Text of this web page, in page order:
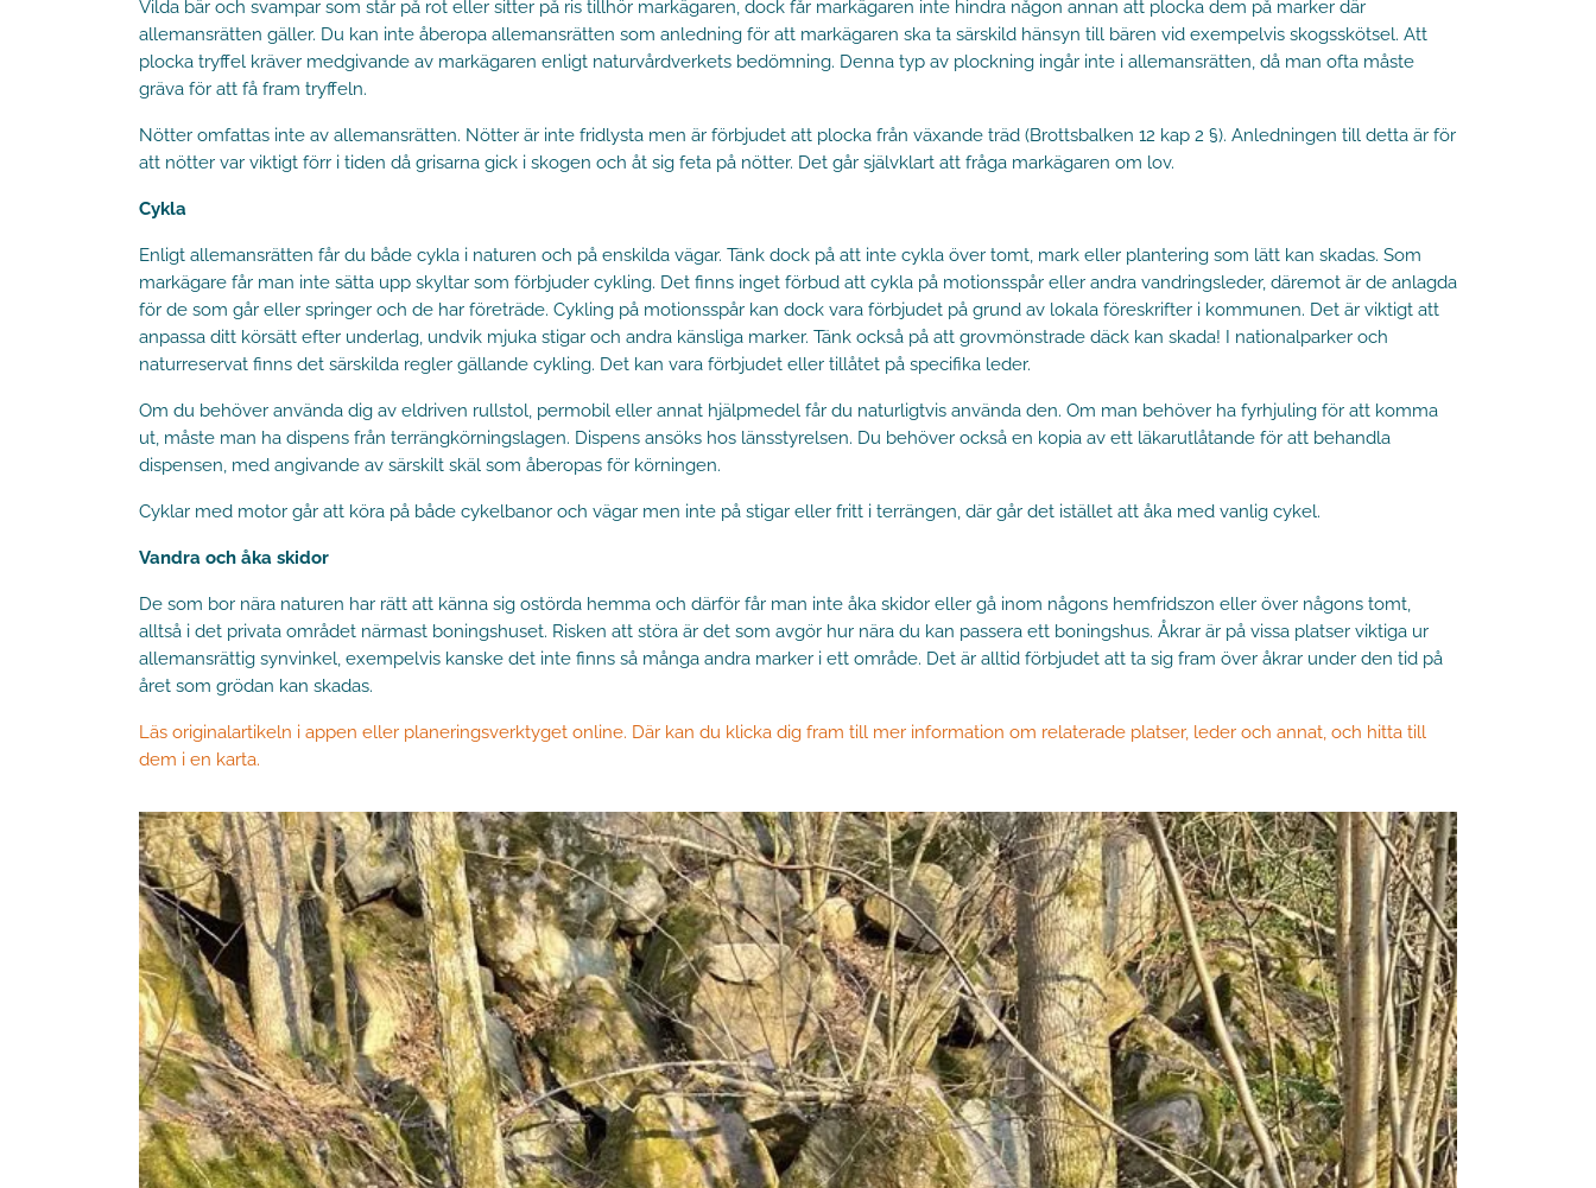
Vilda bär och svampar som står på rot eller sitter på ris tillhör markägaren, dock får markägaren inte hindra någon annan att plocka dem på marker där
allemansrätten gäller. Du kan inte åberopa allemansrätten som anledning för att markägaren ska ta särskild hänsyn till bären vid exempelvis skogsskötsel. Att
plocka tryffel kräver medgivande av markägaren enligt naturvårdverkets bedömning. Denna typ av plockning ingår inte i allemansrätten, då man ofta måste
gräva för att få fram tryffeln.
Nötter omfattas inte av allemansrätten. Nötter är inte fridlysta men är förbjudet att plocka från växande träd (Brottsbalken 12 kap 2 §). Anledningen till detta är för
att nötter var viktigt förr i tiden då grisarna gick i skogen och åt sig feta på nötter. Det går självklart att fråga markägaren om lov.
Cykla
Enligt allemansrätten får du både cykla i naturen och på enskilda vägar. Tänk dock på att inte cykla över tomt, mark eller plantering som lätt kan skadas. Som
markägare får man inte sätta upp skyltar som förbjuder cykling. Det finns inget förbud att cykla på motionsspår eller andra vandringsleder, däremot är de anlagda
för de som går eller springer och de har företräde. Cykling på motionsspår kan dock vara förbjudet på grund av lokala föreskrifter i kommunen. Det är viktigt att
anpassa ditt körsätt efter underlag, undvik mjuka stigar och andra känsliga marker. Tänk också på att grovmönstrade däck kan skada! I nationalparker och
naturreservat finns det särskilda regler gällande cykling. Det kan vara förbjudet eller tillåtet på specifika leder.
Om du behöver använda dig av eldriven rullstol, permobil eller annat hjälpmedel får du naturligtvis använda den. Om man behöver ha fyrhjuling för att komma
ut, måste man ha dispens från terrängkörningslagen. Dispens ansöks hos länsstyrelsen. Du behöver också en kopia av ett läkarutlåtande för att behandla
dispensen, med angivande av särskilt skäl som åberopas för körningen.
Cyklar med motor går att köra på både cykelbanor och vägar men inte på stigar eller fritt i terrängen, där går det istället att åka med vanlig cykel.
Vandra och åka skidor
De som bor nära naturen har rätt att känna sig ostörda hemma och därför får man inte åka skidor eller gå inom någons hemfridszon eller över någons tomt,
alltså i det privata området närmast boningshuset. Risken att störa är det som avgör hur nära du kan passera ett boningshus. Åkrar är på vissa platser viktiga ur
allemansrättig synvinkel, exempelvis kanske det inte finns så många andra marker i ett område. Det är alltid förbjudet att ta sig fram över åkrar under den tid på
året som grödan kan skadas.
Läs originalartikeln i appen eller planeringsverktyget online. Där kan du klicka dig fram till mer information om relaterade platser, leder och annat, och hitta till
dem i en karta.